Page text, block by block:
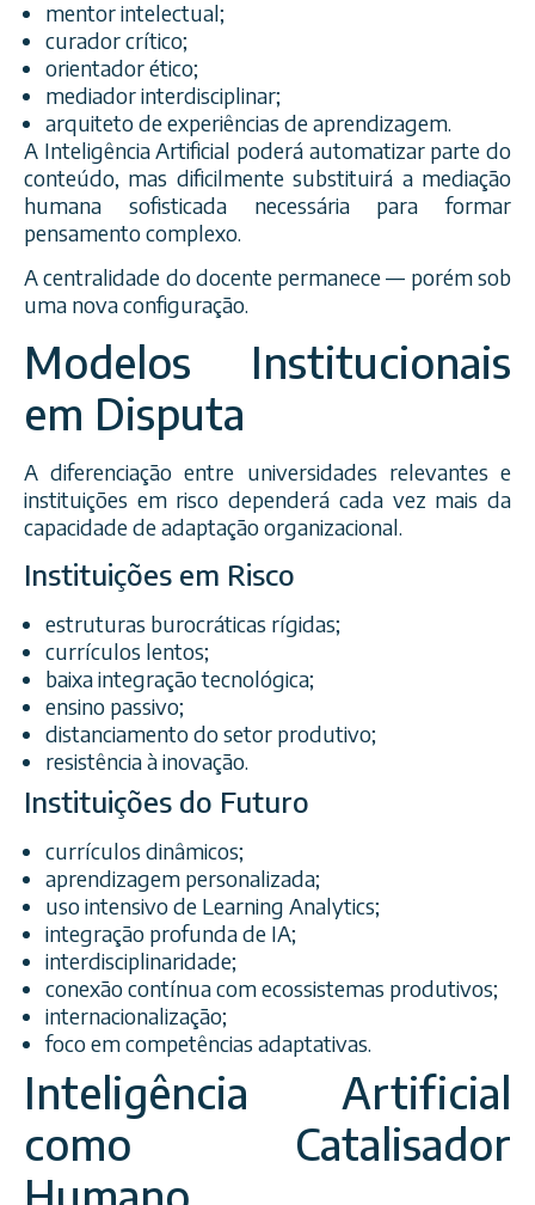
mentor intelectual;
curador crítico;
orientador ético;
mediador interdisciplinar;
arquiteto de experiências de aprendizagem.
A Inteligência Artificial poderá automatizar parte do
conteúdo, mas dificilmente substituirá a mediação
humana sofisticada necessária para formar
pensamento complexo.
A centralidade do docente permanece — porém sob
uma nova configuração.
Modelos Institucionais
em Disputa
A diferenciação entre universidades relevantes e
instituições em risco dependerá cada vez mais da
capacidade de adaptação organizacional.
Instituições em Risco
estruturas burocráticas rígidas;
currículos lentos;
baixa integração tecnológica;
ensino passivo;
distanciamento do setor produtivo;
resistência à inovação.
Instituições do Futuro
currículos dinâmicos;
aprendizagem personalizada;
uso intensivo de Learning Analytics;
integração profunda de IA;
interdisciplinaridade;
conexão contínua com ecossistemas produtivos;
internacionalização;
foco em competências adaptativas.
Inteligência Artificial
como Catalisador